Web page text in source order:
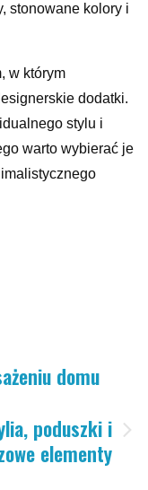
stonowane kolory i
w którym
dodatki.
stylu i
warto wybierać je
domu
poduszki i
elementy